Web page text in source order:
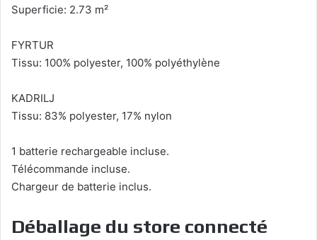
Superficie: 2.73 m²
FYRTUR
Tissu: 100% polyester, 100% polyéthylène
KADRILJ
Tissu: 83% polyester, 17% nylon
1 batterie rechargeable incluse.
Télécommande incluse.
Chargeur de batterie inclus.
Déballage du store connecté